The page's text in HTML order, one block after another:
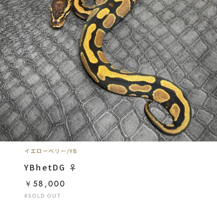
イエローベリー/YB
YBhetDG ♀
￥58,000
#SOLD OUT